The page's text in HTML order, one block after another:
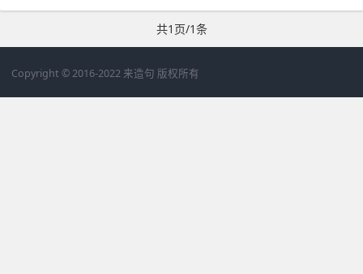
共1页/1条
Copyright © 2016-2022 来造句 版权所有